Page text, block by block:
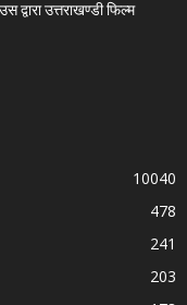
उत्तराखण्डी फिल्म
10040
478
241
203